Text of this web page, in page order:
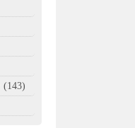
(143)